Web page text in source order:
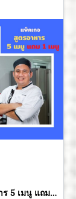
รับคิดสูตรอาหาร 5 เมนู แถมฟรี 4 เมนู